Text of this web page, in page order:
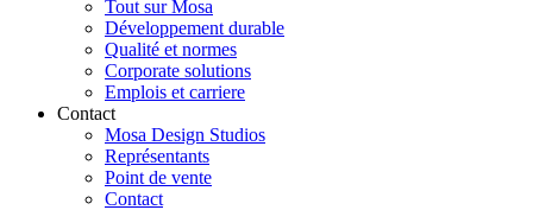
Tout sur Mosa
Développement durable
Qualité et normes
Corporate solutions
Emplois et carriere
Contact
Mosa Design Studios
Représentants
Point de vente
Contact